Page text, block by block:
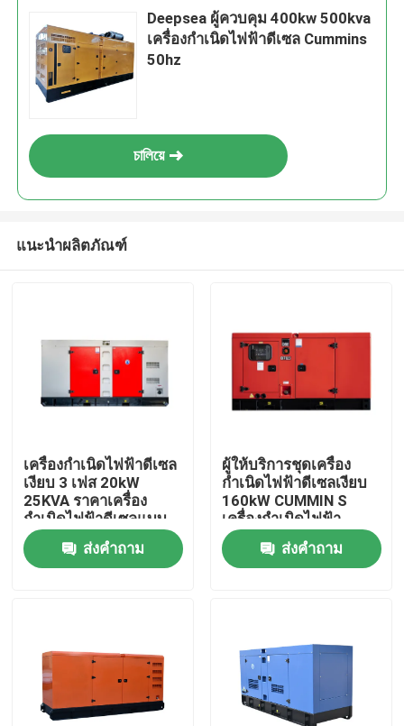
บ้าน
สินค้า
วิดีโอ
ทัวร์โรงงาน
Deepsea ผู้ควบคุม 400kw 500kva
เครื่องกำเนิดไฟฟ้าดีเซล Cummins
50hz
চালিয়ে
แนะนำผลิตภัณฑ์
เครื่องกำเนิดไฟฟ้าดีเซล
เงียบ 3 เฟส 20kW
25KVA ราคาเครื่อง
กำเนิดไฟฟ้าดีเซลแบบ
พกพาเงียบสำหรับบ้าน
กำลังไฟฟ้าน้อย
ส่งคำถาม
ผู้ให้บริการชุดเครื่อง
กำเนิดไฟฟ้าดีเซลเงียบ
160kW CUMMIN S
เครื่องกำเนิดไฟฟ้า
200KVA เครื่องกำเนิด
ไฟฟ้าดีเซลเงียบ เครื่อง
กำเนิดไฟฟ้า แบรนด์
ส่งคำถาม